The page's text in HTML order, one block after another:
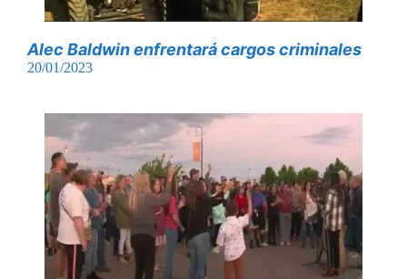
Alec Baldwin enfrentará cargos criminales
20/01/2023